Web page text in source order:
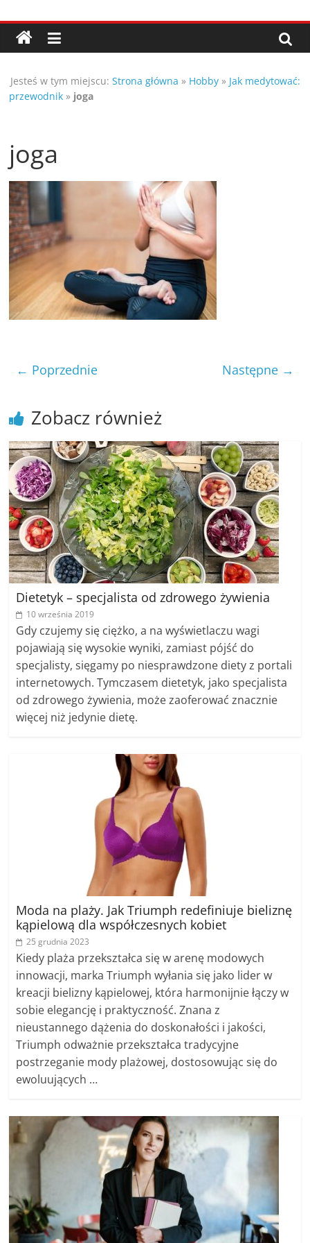
do
treści
Porady,
wskazówki
oraz
ciekawe
rady
–
poznaj
te
poradniki.
porady
i
wskazówki
–
poradniki
na
każdy
temat
Jesteś w tym miejscu: Strona główna » Hobby » Jak medytować:
przewodnik » joga
joga
← Poprzednie Następne →
Zobacz również
Dietetyk – specjalista od zdrowego żywienia
10 września 2019
Gdy czujemy się ciężko, a na wyświetlaczu wagi
pojawiają się wysokie wyniki, zamiast pójść do
specjalisty, sięgamy po niesprawdzone diety z portali
internetowych. Tymczasem dietetyk, jako specjalista
od zdrowego żywienia, może zaoferować znacznie
więcej niż jedynie dietę.
Moda na plaży. Jak Triumph redefiniuje bieliznę
kąpielową dla współczesnych kobiet
25 grudnia 2023
Kiedy plaża przekształca się w arenę modowych
innowacji, marka Triumph wyłania się jako lider w
kreacji bielizny kąpielowej, która harmonijnie łączy w
sobie elegancję i praktyczność. Znana z
nieustannego dążenia do doskonałości i jakości,
Triumph odważnie przekształca tradycyjne
postrzeganie mody plażowej, dostosowując się do
ewoluujących …